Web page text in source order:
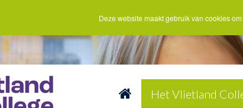
Deze website maakt gebruik van cookies
Het Vlietland